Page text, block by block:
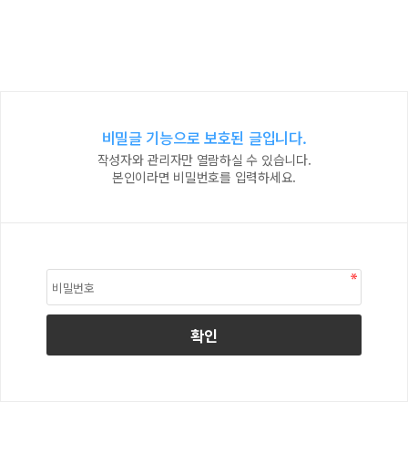
비밀글 기능으로 보호된 글입니다.
작성자와 관리자만 열람하실 수 있습니다.
본인이라면 비밀번호를 입력하세요.